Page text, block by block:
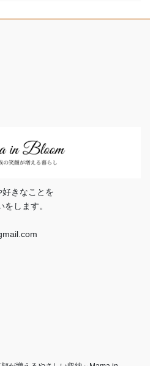
好きなことを
します。